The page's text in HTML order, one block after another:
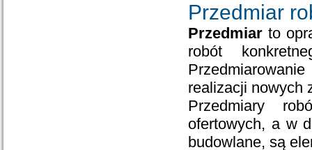
Przedmiar
Przedmiar to
robót
realizacji nowych
Przedmiary
ofertowych, a w
budowlane, są